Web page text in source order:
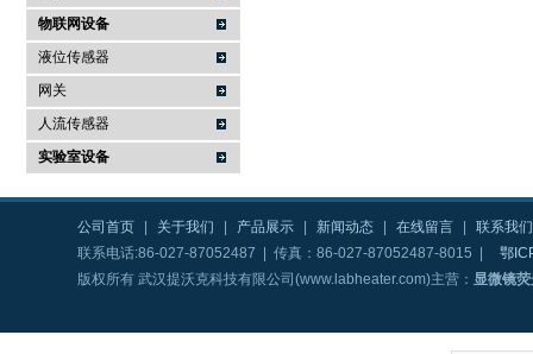
物联网设备
液位传感器
网关
人流传感器
实验室设备
公司首页 关于我们 产品展示 新闻动态 在线留言
联系我们
联系电话:86-027-87052487 | 传真：86-027-87052487-8015 |
鄂
版权所有 武汉提沃克科技有限公司(www.labheater.com)主营： 显微镜